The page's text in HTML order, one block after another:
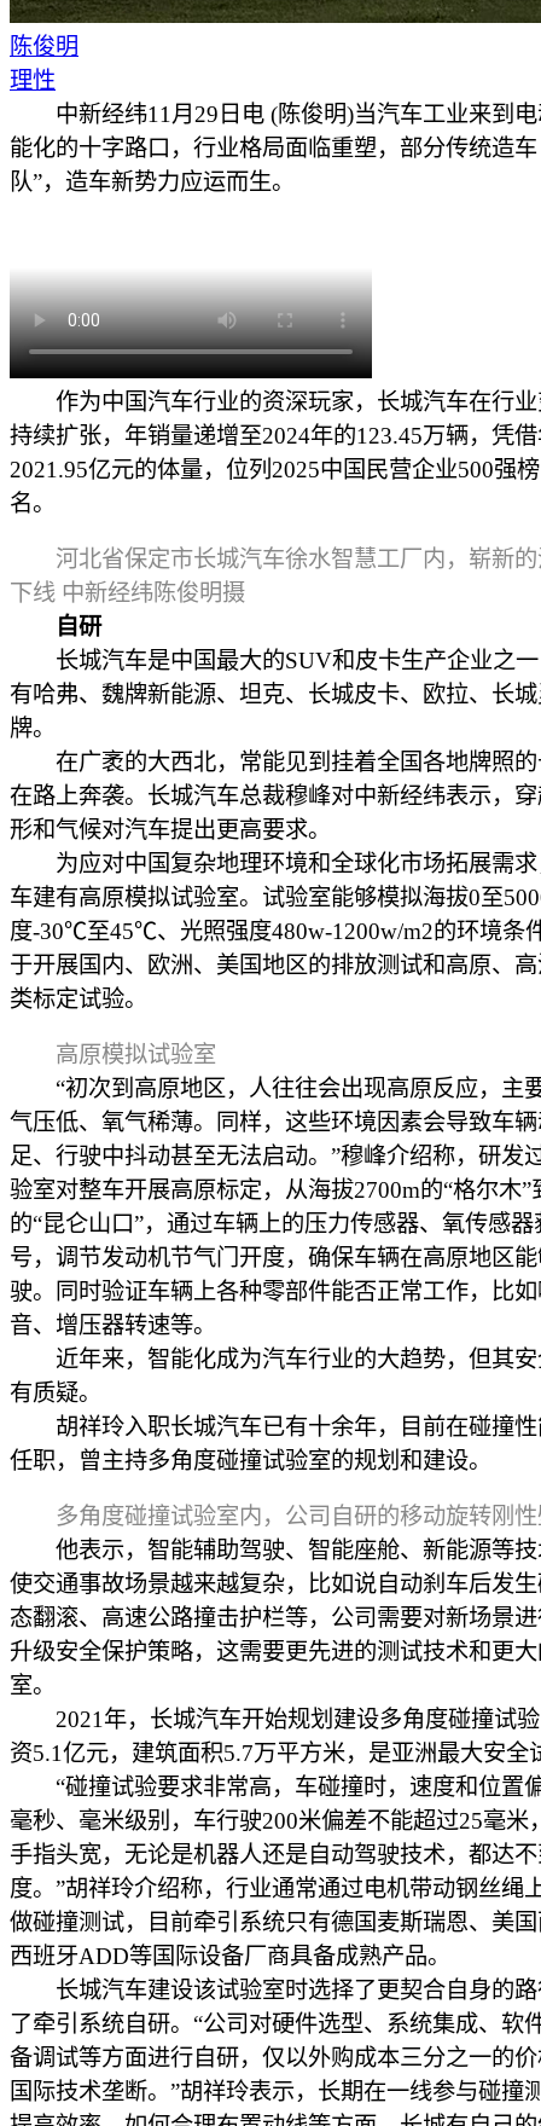
陈俊明
理性
中新经纬11月29日电 (陈俊明)当汽车工业来到电
能化的十字路口，行业格局面临重塑，部分传统造车
队”，造车新势力应运而生。
作为中国汽车行业的资深玩家，长城汽车在行业
持续扩张，年销量递增至2024年的123.45万辆，凭
2021.95亿元的体量，位列2025中国民营企业500强
名。
河北省保定市长城汽车徐水智慧工厂内，崭新
下线 中新经纬陈俊明摄
自研
长城汽车是中国最大的SUV和皮卡生产企业之一
有哈弗、魏牌新能源、坦克、长城皮卡、欧拉、长
牌。
在广袤的大西北，常能见到挂着全国各地牌照的
在路上奔袭。长城汽车总裁穆峰对中新经纬表示，
形和气候对汽车提出更高要求。
为应对中国复杂地理环境和全球化市场拓展需求
车建有高原模拟试验室。试验室能够模拟海拔0至
度-30℃至45℃、光照强度480w-1200w/m2的环境条
于开展国内、欧洲、美国地区的排放测试和高原、
类标定试验。
高原模拟试验室
“初次到高原地区，人往往会出现高原反应，主
气压低、氧气稀薄。同样，这些环境因素会导致车
足、行驶中抖动甚至无法启动。”穆峰介绍称，研发
验室对整车开展高原标定，从海拔2700m的“格尔木”
的“昆仑山口”，通过车辆上的压力传感器、氧传感器
号，调节发动机节气门开度，确保车辆在高原地区
驶。同时验证车辆上各种零部件能否正常工作，比
音、增压器转速等。
近年来，智能化成为汽车行业的大趋势，但其安
有质疑。
胡祥玲入职长城汽车已有十余年，目前在碰撞性
任职，曾主持多角度碰撞试验室的规划和建设。
多角度碰撞试验室内，公司自研的移动旋转刚
他表示，智能辅助驾驶、智能座舱、新能源等技
使交通事故场景越来越复杂，比如说自动刹车后发
态翻滚、高速公路撞击护栏等，公司需要对新场景
升级安全保护策略，这需要更先进的测试技术和更
室。
2021年，长城汽车开始规划建设多角度碰撞试
资5.1亿元，建筑面积5.7万平方米，是亚洲最大安全
“碰撞试验要求非常高，车碰撞时，速度和位置
毫秒、毫米级别，车行驶200米偏差不能超过25毫米
手指头宽，无论是机器人还是自动驾驶技术，都达
度。”胡祥玲介绍称，行业通常通过电机带动钢丝绳
做碰撞测试，目前牵引系统只有德国麦斯瑞恩、美
西班牙ADD等国际设备厂商具备成熟产品。
长城汽车建设该试验室时选择了更契合自身的路
了牵引系统自研。“公司对硬件选型、系统集成、软
备调试等方面进行自研，仅以外购成本三分之一的
国际技术垄断。”胡祥玲表示，长期在一线参与碰撞